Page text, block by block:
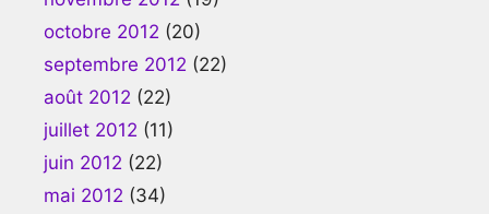
octobre 2012 (20)
septembre 2012 (22)
août 2012 (22)
juillet 2012 (11)
juin 2012 (22)
mai 2012 (34)